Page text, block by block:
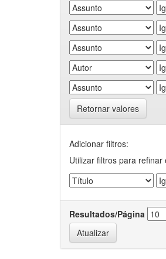
Retornar valores
Adicionar filtros:
Utilizar filtros para
Resultados/Página